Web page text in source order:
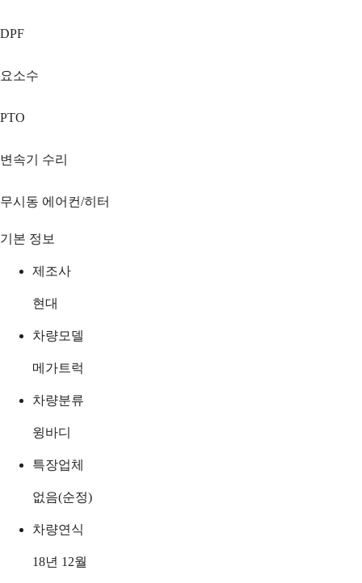
DPF
요소수
PTO
변속기 수리
무시동 에어컨/히터
기본 정보
제조사
현대
차량모델
메가트럭
차량분류
윙바디
특장업체
없음(순정)
차량연식
18년 12월